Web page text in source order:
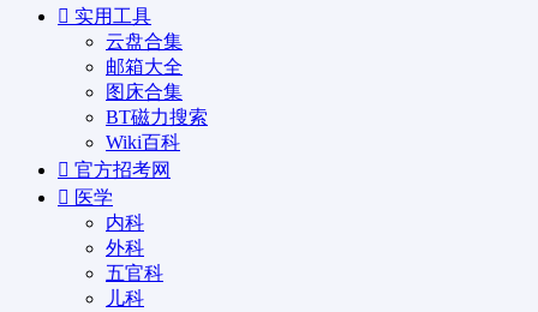
实用工具
云盘合集
邮箱大全
图床合集
BT磁力搜索
Wiki百科
官方招考网
医学
内科
外科
五官科
儿科